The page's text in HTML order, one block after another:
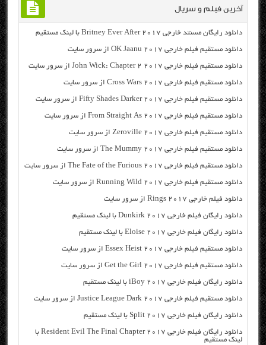
آخرین فیلم و سریال
دانلود رایگان مسنتد خارجی Britney Ever After 2017 با لینک مستقیم
دانلود مستقیم فیلم خارجی OK Jaanu 2017 از سرور سایت
دانلود مستقیم فیلم خارجی John Wick: Chapter 2 2017 از سرور سایت
دانلود مستقیم فیلم خارجی Cross Wars 2017 از سرور سایت
دانلود مستقیم فیلم خارجی Fifty Shades Darker 2017 از سرور سایت
دانلود مستقیم فیلم خارجی From Straight As 2017 از سرور سایت
دانلود مستقیم فیلم خارجی Zeroville 2017 از سرور سایت
دانلود مستقیم فیلم خارجی The Mummy 2017 از سرور سایت
دانلود مستقیم فیلم خارجی The Fate of the Furious 2017 از سرور سایت
دانلود مستقیم فیلم خارجی Running Wild 2017 از سرور سایت
دانلود فیلم خارجی Rings 2017 از سرور سایت
دانلود رایگان فیلم خارجی Dunkirk 2017 با لینک مستقیم
دانلود رایگان فیلم خارجی Eloise 2017 با لینک مستقیم
دانلود مستقیم فیلم خارجی Essex Heist 2017 از سرور سایت
دانلود مستقیم فیلم خارجی Get the Girl 2017 از سرور سایت
دانلود رایگان فیلم خارجی iBoy 2017 با لینک مستقیم
دانلود مستقیم فیلم خارجی Justice League Dark 2017 از سرور سایت
دانلود رایگان فیلم خارجی Split 2017 با لینک مستقیم
دانلود رایگان فیلم خارجی Resident Evil The Final Chapter 2017 با
لینک مستقیم